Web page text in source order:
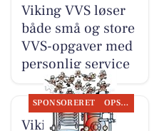
Viking VVS løser
både små og store
VVS-opgaver med
personlig service
SPONSORERET OPSLAGSTAVLEN
Viking VVS